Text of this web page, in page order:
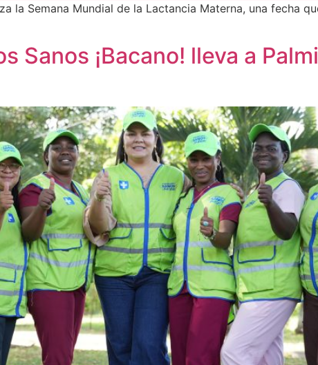
la Semana Mundial de la Lactancia Materna, una fecha
Sanos ¡Bacano! lleva a